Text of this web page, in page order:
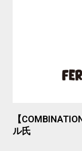
【
ル氏